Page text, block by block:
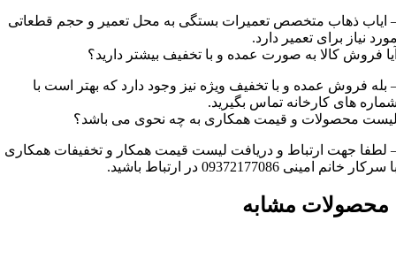
ایاب ذهاب متخصص تعمیرات بستگی به محل تعمیر و حجم قطعاتی
نیاز برای تعمیر دارد.
فروش کالا به صورت عمده و با تخفیف بیشتر دارید؟
بله فروش عمده و با تخفیف ویژه نیز وجود دارد که بهتر است با
های کارخانه تماس بگیرید.
محصولات و قیمت همکاری به چه نحوی می باشد؟
لطفا جهت ارتباط و دریافت لیست قیمت همکار و تخفیفات همکاری
سرکار خانم امینی 09372177086 در ارتباط باشید.
محصولات مشابه